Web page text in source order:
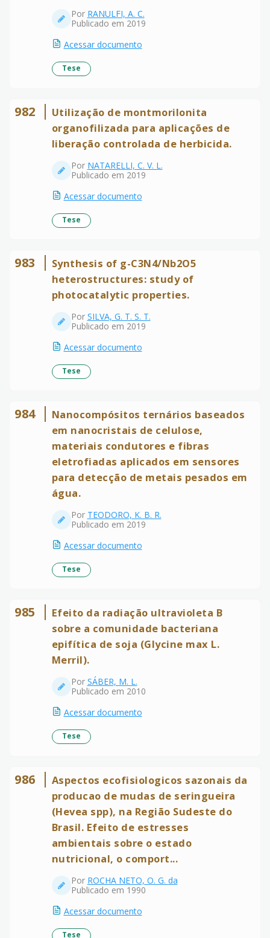
Por RANULFI, A. C.
Publicado em 2019
Acessar documento
Tese
982
Utilização de montmorilonita
organofilizada para aplicações de
liberação controlada de herbicida.
Por NATARELLI, C. V. L.
Publicado em 2019
Acessar documento
Tese
983
Synthesis of g-C3N4/Nb2O5
heterostructures: study of
photocatalytic properties.
Por SILVA, G. T. S. T.
Publicado em 2019
Acessar documento
Tese
984
Nanocompósitos ternários baseados
em nanocristais de celulose,
materiais condutores e fibras
eletrofiadas aplicados em sensores
para detecção de metais pesados em
água.
Por TEODORO, K. B. R.
Publicado em 2019
Acessar documento
Tese
985
Efeito da radiação ultravioleta B
sobre a comunidade bacteriana
epifítica de soja (Glycine max L.
Merril).
Por SÁBER, M. L.
Publicado em 2010
Acessar documento
Tese
986
Aspectos ecofisiologicos sazonais da
producao de mudas de seringueira
(Hevea spp), na Região Sudeste do
Brasil. Efeito de estresses
ambientais sobre o estado
nutricional, o comport...
Por ROCHA NETO, O. G. da
Publicado em 1990
Acessar documento
Tese